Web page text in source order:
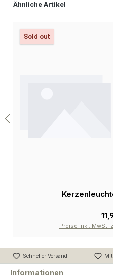
Produktgalerie überspringen
Ähnliche Artikel
Sold out
Preise inkl. MwSt.
Schneller Versand!
Informationen